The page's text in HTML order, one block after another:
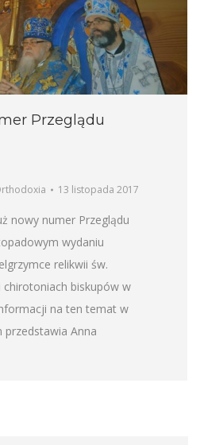
Przeglądu
13 listopada 2017
nowy numer Przeglądu
wydaniu
relikwii św.
chirotoniach biskupów w
na ten temat w
Anna